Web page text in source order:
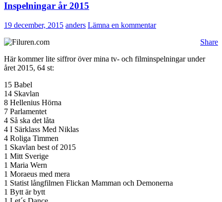
Inspelningar år 2015
19 december, 2015 anders Lämna en kommentar
Share
Här kommer lite siffror över mina tv- och filminspelningar under
året 2015, 64 st:
15 Babel
14 Skavlan
8 Hellenius Hörna
7 Parlamentet
4 Så ska det låta
4 I Särklass Med Niklas
4 Roliga Timmen
1 Skavlan best of 2015
1 Mitt Sverige
1 Maria Wern
1 Moraeus med mera
1 Statist långfilmen Flickan Mamman och Demonerna
1 Bytt är bytt